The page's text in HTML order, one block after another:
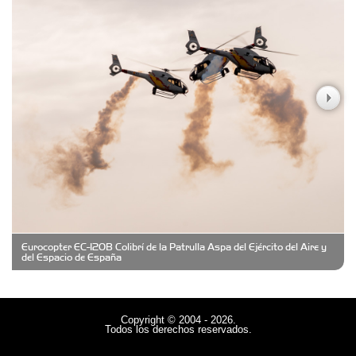
Carniceria y granja El Viejo Peña
Casa Berta
Clima Castelar
CONSERVAS YAMASIRO
Cubanico´s - Cubanitos Rellenos!
Eurocopter EC-120B Colibrí de la Patrulla Aspa del Ejército del Aire y
del Espacio de España
Copyright © 2004 - 2026.
Todos los derechos reservados.